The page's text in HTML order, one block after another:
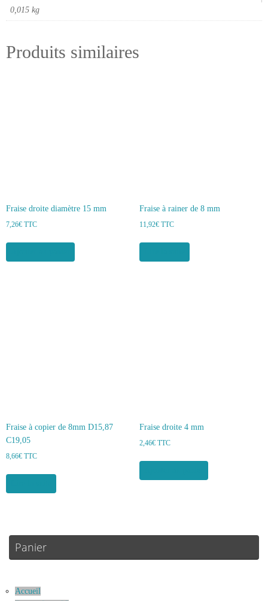
0,015 kg
Produits similaires
Fraise droite diamètre 15 mm
7,26€ TTC
Fraise à rainer de 8 mm
11,92€ TTC
Fraise à copier de 8mm D15,87
C19,05
8,66€ TTC
Fraise droite 4 mm
2,46€ TTC
Panier
Accueil